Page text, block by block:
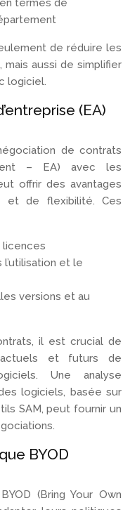
termes de
de réduire les
aussi de simplifier
logiciel.
(EA)
de contrats
– EA) avec les
offrir des avantages
et de flexibilité. Ces
licences
et le
versions et au
il est crucial de
et futurs de
Une analyse
logiciels, basée sur
SAM, peut fournir un
BYOD
(Bring Your Own